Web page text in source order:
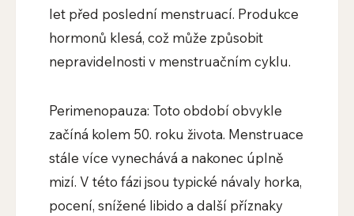
let před poslední menstruací. Produkce
hormonů klesá, což může způsobit
nepravidelnosti v menstruačním cyklu.
Perimenopauza: Toto období obvykle
začíná kolem 50. roku života. Menstruace
stále více vynechává a nakonec úplně
mizí. V této fázi jsou typické návaly horka,
pocení, snížené libido a další příznaky